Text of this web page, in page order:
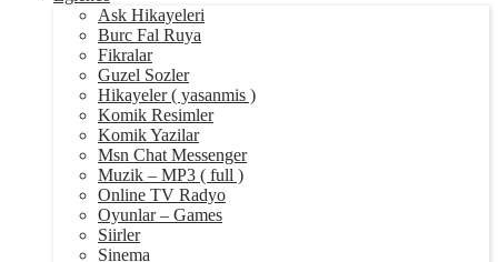
Ask Hikayeleri
Burc Fal Ruya
Fikralar
Guzel Sozler
Hikayeler ( yasanmis )
Komik Resimler
Komik Yazilar
Msn Chat Messenger
Muzik – MP3 ( full )
Online TV Radyo
Oyunlar – Games
Siirler
Sinema